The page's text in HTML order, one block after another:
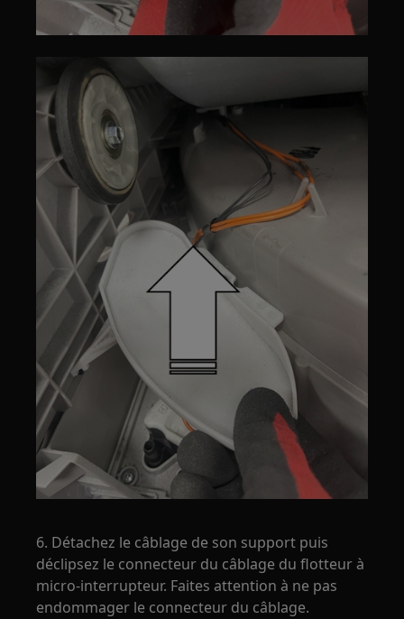
6. Détachez le câblage de son support puis
déclipsez le connecteur du câblage du flotteur à
micro-interrupteur. Faites attention à ne pas
endommager le connecteur du câblage.